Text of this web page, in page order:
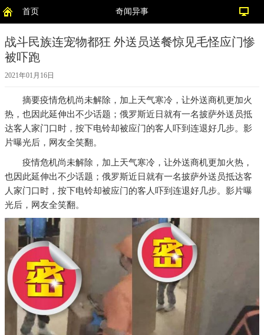
首页 奇闻异事
战斗民族连宠物都狂 外送员送餐惊见毛怪应门惨
被吓跑
2021年01月16日
摘要疫情危机尚未解除，加上天气寒冷，让外送商机更加火
热，也因此延伸出不少话题；俄罗斯近日就有一名披萨外送员抵
达客人家门口时，按下电铃却被应门的客人吓到连退好几步。影
片曝光后，网友全笑翻。
疫情危机尚未解除，加上天气寒冷，让外送商机更加火热，
也因此延伸出不少话题；俄罗斯近日就有一名披萨外送员抵达客
人家门口时，按下电铃却被应门的客人吓到连退好几步。影片曝
光后，网友全笑翻。